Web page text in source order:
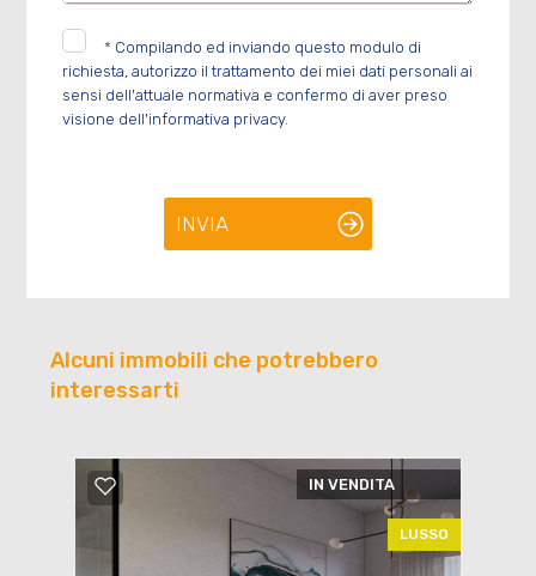
* Compilando ed inviando questo modulo di
richiesta, autorizzo il trattamento dei miei dati personali ai
sensi dell'attuale normativa e confermo di aver preso
visione dell'informativa privacy.
INVIA
Alcuni immobili che potrebbero
interessarti
IN VENDITA
LUSSO